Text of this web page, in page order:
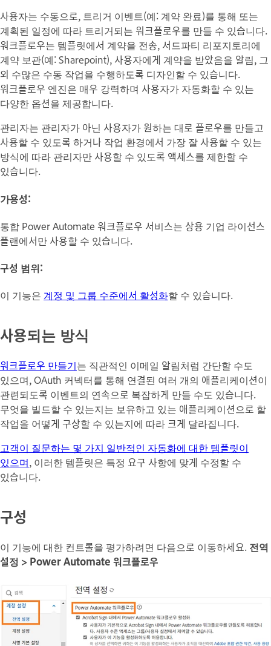
사용자는 수동으로, 트리거 이벤트(예: 계약 완료)를 통해 또는
계획된 일정에 따라 트리거되는 워크플로우를 만들 수 있습니다.
워크플로우는 템플릿에서 계약을 전송, 서드파티 리포지토리에
계약 보관(예: Sharepoint), 사용자에게 계약을 받았음을 알림, 그
외 수많은 수동 작업을 수행하도록 디자인할 수 있습니다.
워크플로우 엔진은 매우 강력하며 사용자가 자동화할 수 있는
다양한 옵션을 제공합니다.
관리자는 관리자가 아닌 사용자가 원하는 대로 플로우를 만들고
사용할 수 있도록 하거나 작업 환경에서 가장 잘 사용할 수 있는
방식에 따라 관리자만 사용할 수 있도록 액세스를 제한할 수
있습니다.
가용성:
통합 Power Automate 워크플로우 서비스는 상용 기업 라이선스
플랜에서만 사용할 수 있습니다.
구성 범위:
이 기능은 계정 및 그룹 수준에서 활성화할 수 있습니다.
사용되는 방식
워크플로우 만들기는 직관적인 이메일 알림처럼 간단할 수도
있으며, OAuth 커넥터를 통해 연결된 여러 개의 애플리케이션이
관련되도록 이벤트의 연속으로 복잡하게 만들 수도 있습니다.
무엇을 빌드할 수 있는지는 보유하고 있는 애플리케이션으로 할
작업을 어떻게 구상할 수 있는지에 따라 크게 달라집니다.
고객이 질문하는 몇 가지 일반적인 자동화에 대한 템플릿이
있으며, 이러한 템플릿은 특정 요구 사항에 맞게 수정할 수
있습니다.
구성
이 기능에 대한 컨트롤을 평가하려면 다음으로 이동하세요. 전역
설정 > Power Automate 워크플로우